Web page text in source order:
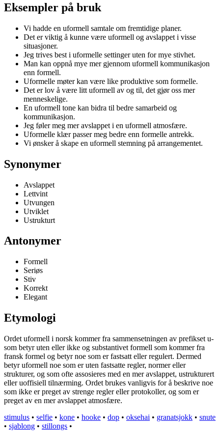
Eksempler på bruk
Vi hadde en uformell samtale om fremtidige planer.
Det er viktig å kunne være uformell og avslappet i visse
situasjoner.
Jeg trives best i uformelle settinger uten for mye stivhet.
Man kan oppnå mye mer gjennom uformell kommunikasjon
enn formell.
Uformelle møter kan være like produktive som formelle.
Det er lov å være litt uformell av og til, det gjør oss mer
menneskelige.
En uformell tone kan bidra til bedre samarbeid og
kommunikasjon.
Jeg føler meg mer avslappet i en uformell atmosfære.
Uformelle klær passer meg bedre enn formelle antrekk.
Vi ønsker å skape en uformell stemning på arrangementet.
Synonymer
Avslappet
Lettvint
Utvungen
Utviklet
Ustrukturt
Antonymer
Formell
Seriøs
Stiv
Korrekt
Elegant
Etymologi
Ordet uformell i norsk kommer fra sammensetningen av prefikset u-
som betyr uten eller ikke og substantivet formell som kommer fra
fransk formel og betyr noe som er fastsatt eller regulert. Dermed
betyr uformell noe som er uten fastsatte regler, normer eller
strukturer, og som ofte assosieres med en mer avslappet, ustrukturert
eller uoffisiell tilnærming. Ordet brukes vanligvis for å beskrive noe
som ikke er preget av strenge regler eller protokoller, og som er
preget av en mer avslappet atmosfære.
stimulus • selfie • kone • hooke • dop • oksehai • granatsjokk • snute
• sjablong • stillongs •